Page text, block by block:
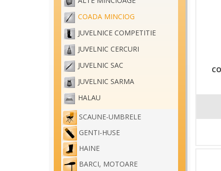
COADA MINCIOG
JUVELNICE COMPETITIE
JUVELNIC CERCURI
JUVELNIC SAC
JUVELNIC SARMA
HALAU
SCAUNE-UMBRELE
GENTI-HUSE
HAINE
BARCI, MOTOARE